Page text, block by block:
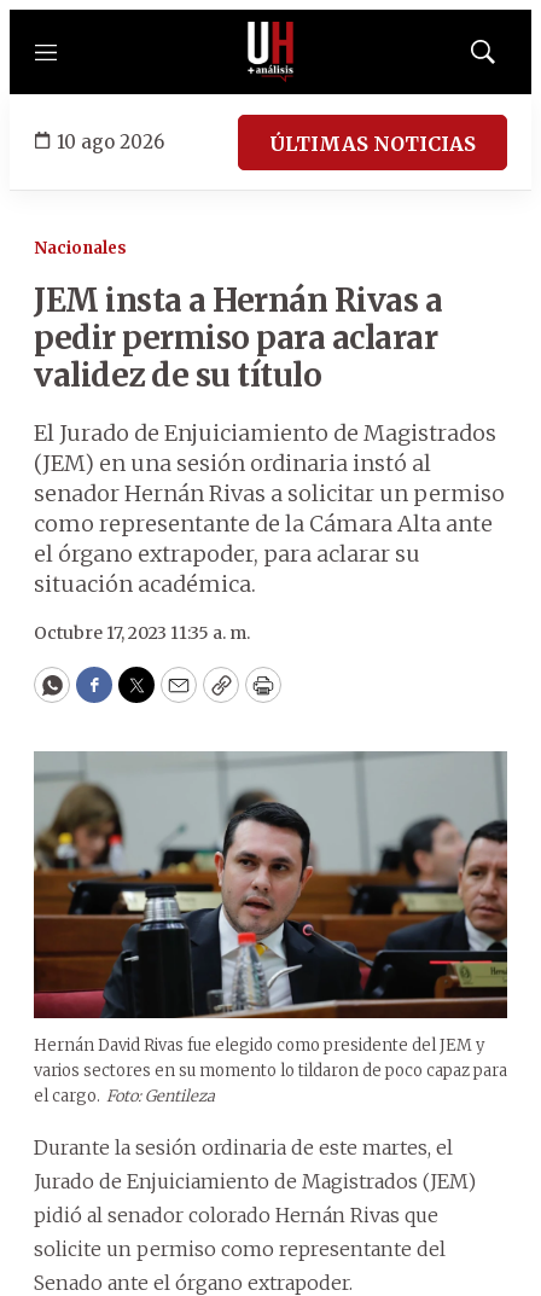
Menú
Mostrar
10 ago 2026 ÚLTIMAS NOTICIAS
Nacionales
JEM insta a Hernán Rivas a
pedir permiso para aclarar
validez de su título
El Jurado de Enjuiciamiento de Magistrados
(JEM) en una sesión ordinaria instó al
senador Hernán Rivas a solicitar un permiso
como representante de la Cámara Alta ante
el órgano extrapoder, para aclarar su
situación académica.
Octubre 17, 2023 11:35 a. m.
WhatsApp
Facebook
Twitter
EmailCopyPrint
Hernán David Rivas fue elegido como presidente del JEM y
varios sectores en su momento lo tildaron de poco capaz para
el cargo. Foto: Gentileza
Durante la sesión ordinaria de este martes, el
Jurado de Enjuiciamiento de Magistrados (JEM)
pidió al senador colorado Hernán Rivas que
solicite un permiso como representante del
Senado ante el órgano extrapoder.